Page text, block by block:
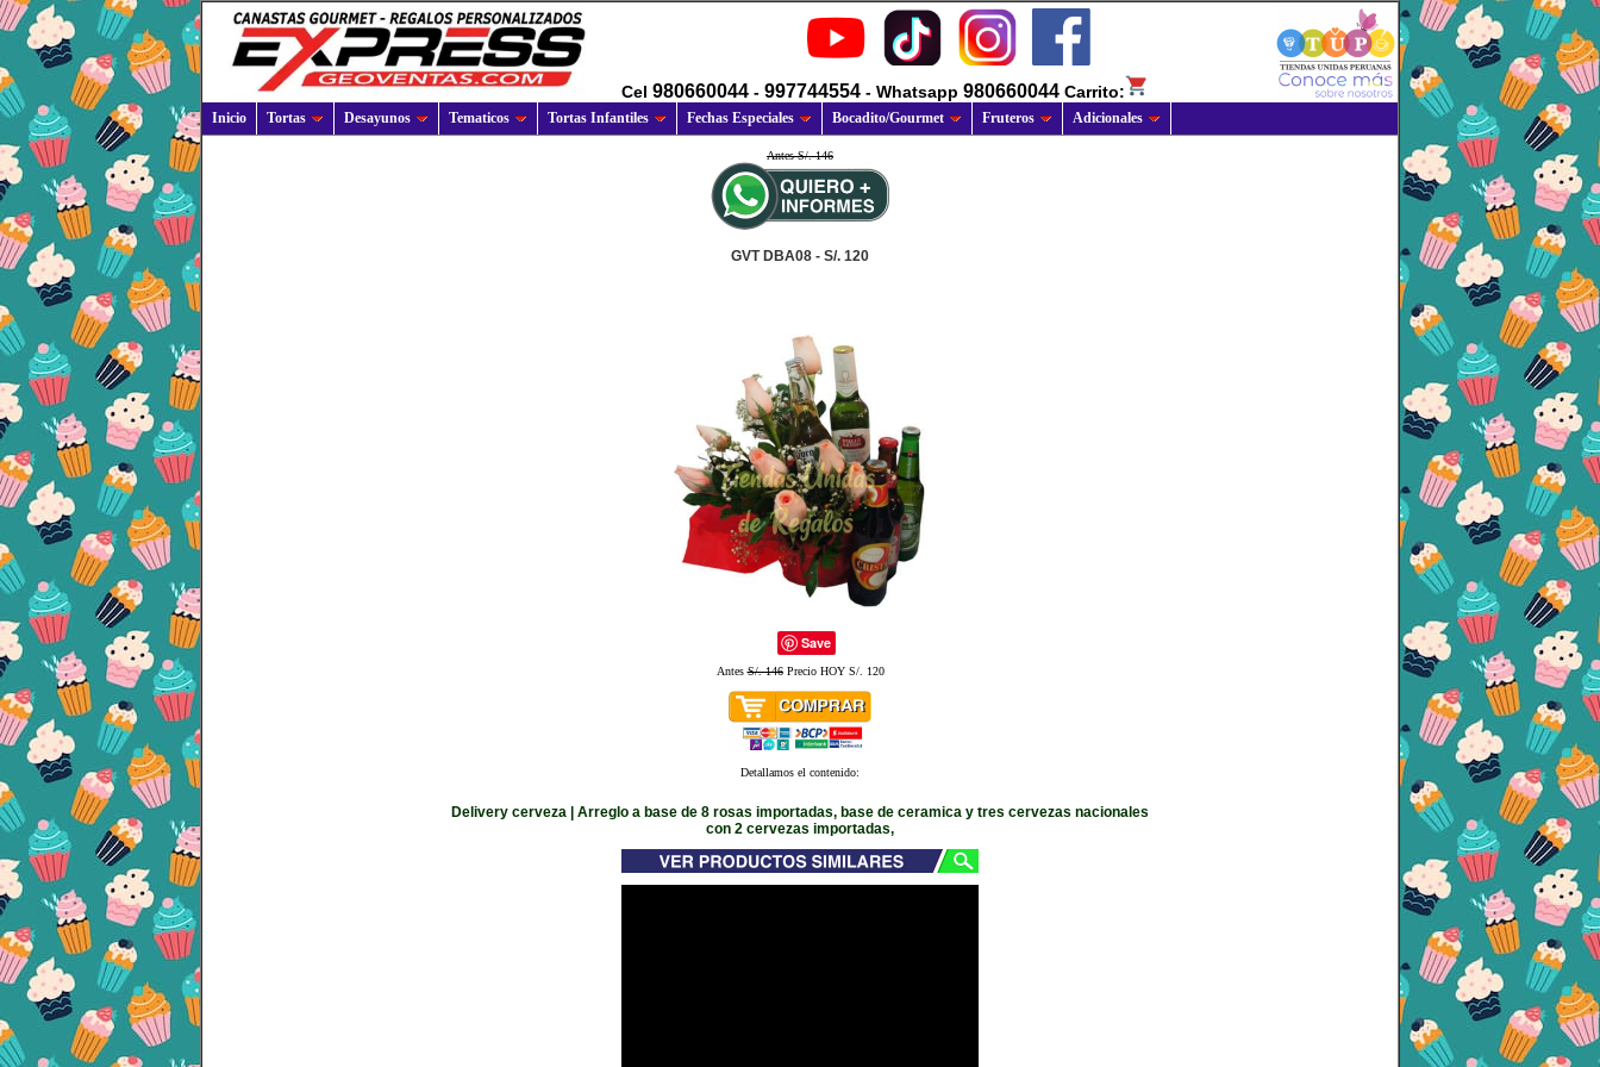
Cel 980660044 - 997744554 - Whatsapp 980660044 Carrito:
Inicio Tortas Desayunos Tematicos Tortas Infantiles Fechas Especiales Bocadito/Gourmet Fruteros Adicionales
Antes S/. 146
GVT DBA08 - S/. 120
Save
AntesS/. 146Precio HOY S/. 120
Detallamos el contenido:
Delivery cerveza | Arreglo a base de 8 rosas importadas, base de ceramica y tres cervezas nacionales
con 2 cervezas importadas,